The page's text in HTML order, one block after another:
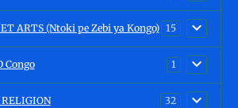
ET ARTS (Ntoki pe Zebi ya Kongo) 15
Congo 1
32